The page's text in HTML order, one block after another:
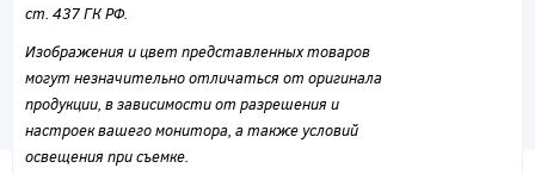
ст. 437 ГК РФ.
Изображения и цвет представленных товаров
могут незначительно отличаться от оригинала
продукции, в зависимости от разрешения и
настроек вашего монитора, а также условий
освещения при съемке.